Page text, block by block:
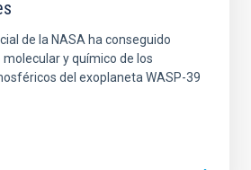
de la NASA ha conseguido
y químico de los
del exoplaneta WASP-39